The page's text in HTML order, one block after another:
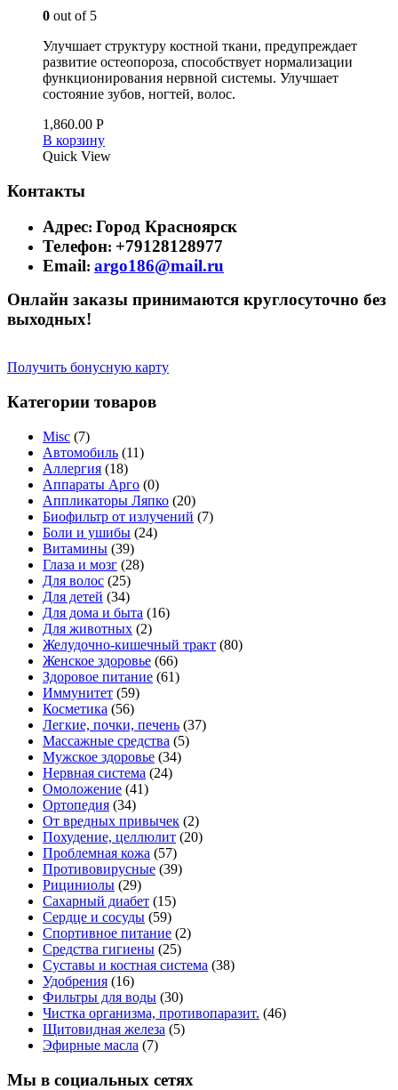
0 out of 5
Улучшает структуру костной ткани, предупреждает
развитие остеопороза, способствует нормализации
функционирования нервной системы. Улучшает
состояние зубов, ногтей, волос.
1,860.00 Р
В корзину
Quick View
Контакты
Адрес: Город Красноярск
Телефон: +79128128977
Email: argo186@mail.ru
Онлайн заказы принимаются круглосуточно без
выходных!
Получить бонусную карту
Категории товаров
Misc (7)
Автомобиль (11)
Аллергия (18)
Аппараты Арго (0)
Аппликаторы Ляпко (20)
Биофильтр от излучений (7)
Боли и ушибы (24)
Витамины (39)
Глаза и мозг (28)
Для волос (25)
Для детей (34)
Для дома и быта (16)
Для животных (2)
Желудочно-кишечный тракт (80)
Женское здоровье (66)
Здоровое питание (61)
Иммунитет (59)
Косметика (56)
Легкие, почки, печень (37)
Массажные средства (5)
Мужское здоровье (34)
Нервная система (24)
Омоложение (41)
Ортопедия (34)
От вредных привычек (2)
Похудение, целлюлит (20)
Проблемная кожа (57)
Противовирусные (39)
Рициниолы (29)
Сахарный диабет (15)
Сердце и сосуды (59)
Спортивное питание (2)
Средства гигиены (25)
Суставы и костная система (38)
Удобрения (16)
Фильтры для воды (30)
Чистка организма, противопаразит. (46)
Щитовидная железа (5)
Эфирные масла (7)
Мы в социальных сетях